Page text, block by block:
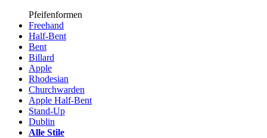
Pfeifenformen
Freehand
Half-Bent
Bent
Billard
Apple
Rhodesian
Churchwarden
Apple Half-Bent
Stand-Up
Dublin
Alle Stile